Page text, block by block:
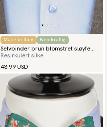
Made in Italy Bærekraftig
Selvbinder brun blomstret sløyfe
spezia
Resirkulert silke
43.99 USD